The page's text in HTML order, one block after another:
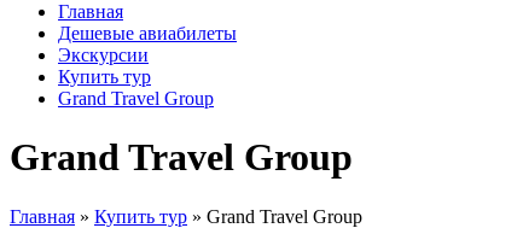
Главная
Дешевые авиабилеты
Экскурсии
Купить тур
Grand Travel Group
Grand Travel Group
Главная » Купить тур » Grand Travel Group